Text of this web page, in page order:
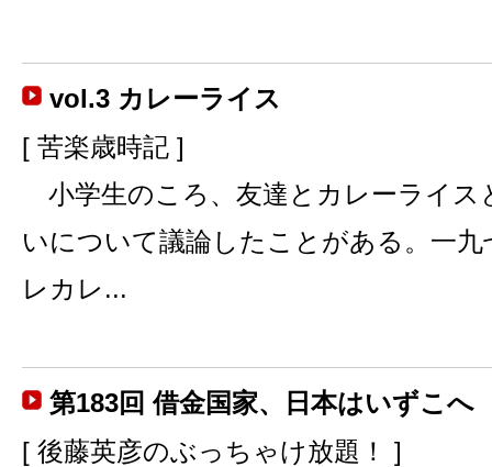
vol.3 カレーライス
[ 苦楽歳時記 ]
小学生のころ、友達とカレーライス
いについて議論したことがある。一
レカレ...
第183回 借金国家、日本はいずこへ
[ 後藤英彦のぶっちゃけ放題！ ]